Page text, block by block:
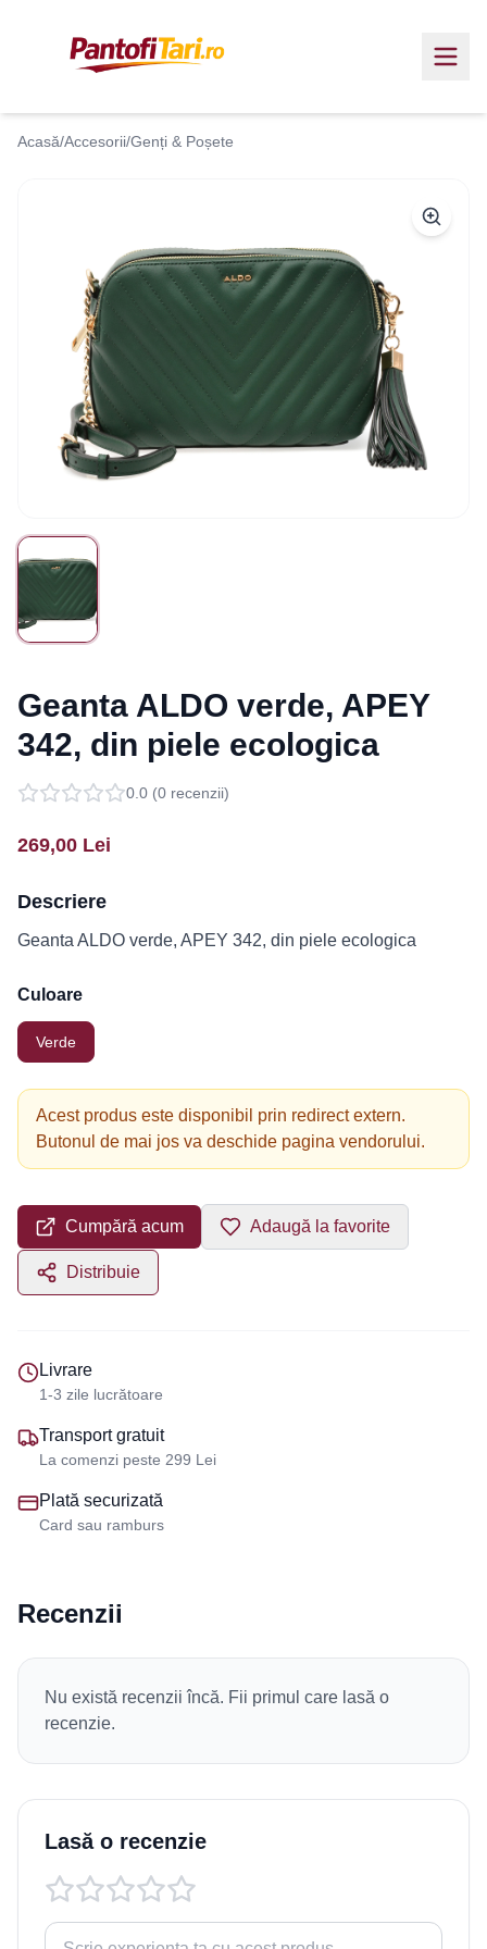
Acasă/Accesorii/Genți & Poșete
Geanta ALDO verde, APEY
342, din piele ecologica
0.0 (0 recenzii)
269,00 Lei
Descriere
Geanta ALDO verde, APEY 342, din piele ecologica
Culoare
Verde
Acest produs este disponibil prin redirect extern.
Butonul de mai jos va deschide pagina vendorului.
Cumpără acum Adaugă la favorite
Distribuie
Livrare
1-3 zile lucrătoare
Transport gratuit
La comenzi peste 299 Lei
Plată securizată
Card sau ramburs
Recenzii
Nu există recenzii încă. Fii primul care lasă o
recenzie.
Lasă o recenzie